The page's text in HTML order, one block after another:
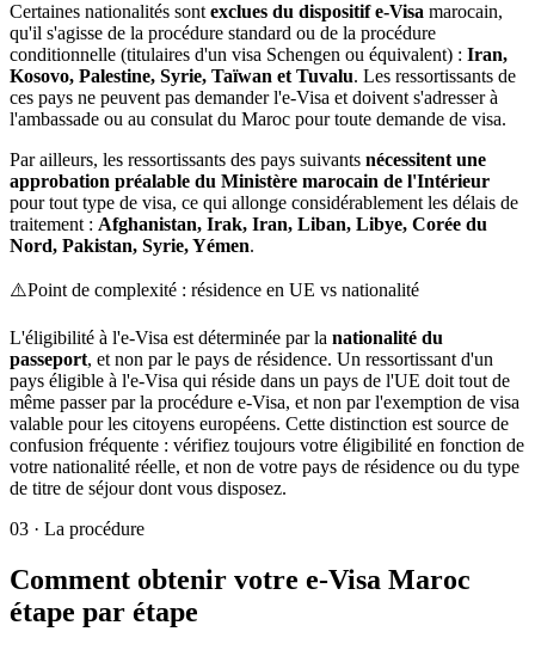
Certaines nationalités sont exclues du dispositif e-Visa marocain,
qu'il s'agisse de la procédure standard ou de la procédure
conditionnelle (titulaires d'un visa Schengen ou équivalent) : Iran,
Kosovo, Palestine, Syrie, Taïwan et Tuvalu. Les ressortissants de
ces pays ne peuvent pas demander l'e-Visa et doivent s'adresser à
l'ambassade ou au consulat du Maroc pour toute demande de visa.
Par ailleurs, les ressortissants des pays suivants nécessitent une
approbation préalable du Ministère marocain de l'Intérieur
pour tout type de visa, ce qui allonge considérablement les délais de
traitement : Afghanistan, Irak, Iran, Liban, Libye, Corée du
Nord, Pakistan, Syrie, Yémen.
⚠️Point de complexité : résidence en UE vs nationalité
L'éligibilité à l'e-Visa est déterminée par la nationalité du
passeport, et non par le pays de résidence. Un ressortissant d'un
pays éligible à l'e-Visa qui réside dans un pays de l'UE doit tout de
même passer par la procédure e-Visa, et non par l'exemption de visa
valable pour les citoyens européens. Cette distinction est source de
confusion fréquente : vérifiez toujours votre éligibilité en fonction de
votre nationalité réelle, et non de votre pays de résidence ou du type
de titre de séjour dont vous disposez.
03 · La procédure
Comment obtenir votre e-Visa Maroc
étape par étape